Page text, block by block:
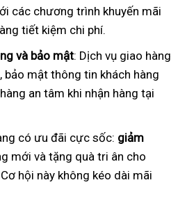
các chương trình khuyến mãi
tiết kiệm chi phí.
và bảo mật: Dịch vụ giao hàng
bảo mật thông tin khách hàng
an tâm khi nhận hàng tại
có ưu đãi cực sốc: giảm
mới và tặng quà tri ân cho
hội này không kéo dài mãi